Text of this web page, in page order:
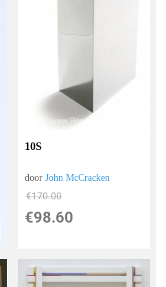
10S
doorJohn McCracken
€170.00
€98.60